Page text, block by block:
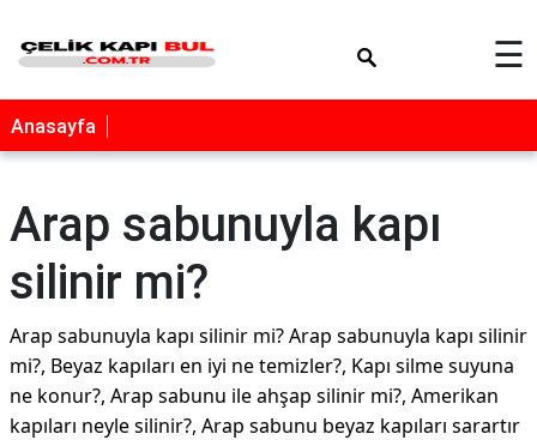
☰
Anasayfa
Arap sabunuyla kapı
silinir mi?
Arap sabunuyla kapı silinir mi? Arap sabunuyla kapı silinir
mi?, Beyaz kapıları en iyi ne temizler?, Kapı silme suyuna
ne konur?, Arap sabunu ile ahşap silinir mi?, Amerikan
kapıları neyle silinir?, Arap sabunu beyaz kapıları sarartır